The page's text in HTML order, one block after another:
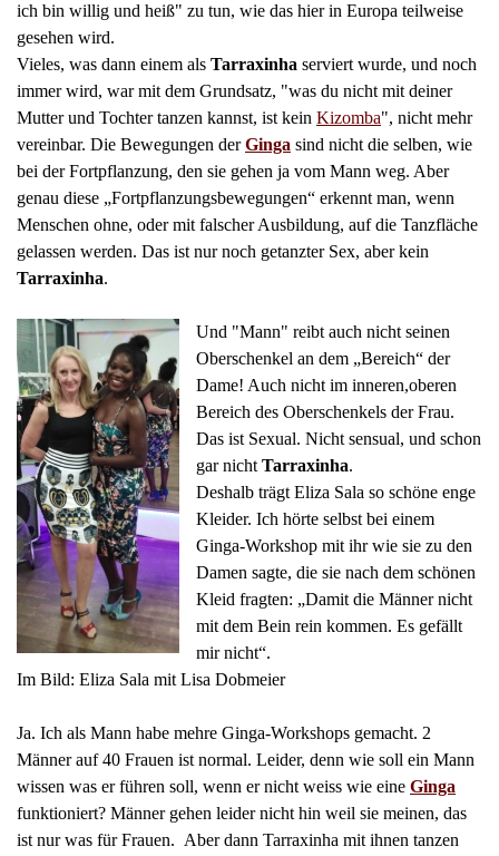
ich bin willig und heiß" zu tun, wie das hier in Europa teilweise
gesehen wird.
Vieles, was dann einem als Tarraxinha serviert wurde, und noch
immer wird, war mit dem Grundsatz, "was du nicht mit deiner
Mutter und Tochter tanzen kannst, ist kein Kizomba", nicht mehr
vereinbar. Die Bewegungen derGinga sind nicht die selben, wie
bei der Fortpflanzung, den sie gehen ja vom Mann weg. Aber
genau diese „Fortpflanzungsbewegungen“ erkennt man, wenn
Menschen ohne, oder mit falscher Ausbildung, auf die Tanzfläche
gelassen werden. Das ist nur noch getanzter Sex, aber kein
Tarraxinha.
Und "Mann" reibt auch nicht seinen
Oberschenkel an dem „Bereich“ der
Dame! Auch nicht im inneren,oberen
Bereich des Oberschenkels der Frau.
Das ist Sexual. Nicht sensual, und schon
gar nicht Tarraxinha.
Deshalb trägt Eliza Sala so schöne enge
Kleider. Ich hörte selbst bei einem
Ginga-Workshop mit ihr wie sie zu den
Damen sagte, die sie nach dem schönen
Kleid fragten: „Damit die Männer nicht
mit dem Bein rein kommen. Es gefällt
mir nicht“.
Im Bild: Eliza Sala mit Lisa Dobmeier
Ja. Ich als Mann habe mehre Ginga-Workshops gemacht. 2
Männer auf 40 Frauen ist normal. Leider, denn wie soll ein Mann
wissen was er führen soll, wenn er nicht weiss wie eine Ginga
funktioniert? Männer gehen leider nicht hin weil sie meinen, das
ist nur was für Frauen. Aber dann Tarraxinha mit ihnen tanzen